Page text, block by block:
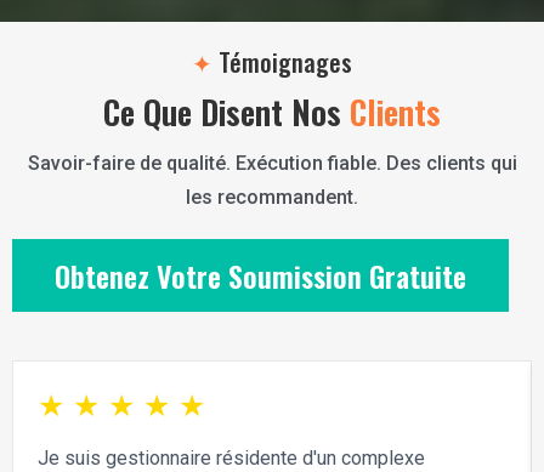
✦ Témoignages
Ce Que Disent Nos Clients
Savoir-faire de qualité. Exécution fiable. Des clients qui
les recommandent.
Obtenez Votre Soumission Gratuite
★ ★ ★ ★ ★
Je suis gestionnaire résidente d'un complexe